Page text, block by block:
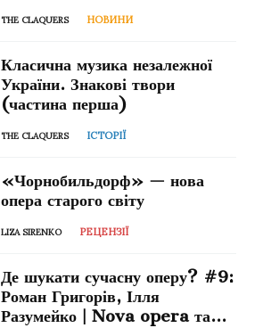
THE CLAQUERS НОВИНИ
Класична музика незалежної
України. Знакові твори
(частина перша)
THE CLAQUERS ІСТОРІЇ
«Чорнобильдорф» — нова
опера старого світу
LIZA SIRENKO РЕЦЕНЗІЇ
Де шукати сучасну оперу? #9:
Роман Григорів, Ілля
Разумейко | Nova opera та